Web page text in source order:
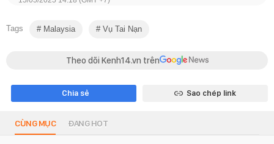
Tags Malaysia Vụ Tai Nạn
Theo dõi Kenh14.vn trên
Chia sẻ Sao chép link
CÙNG MỤC ĐANG HOT